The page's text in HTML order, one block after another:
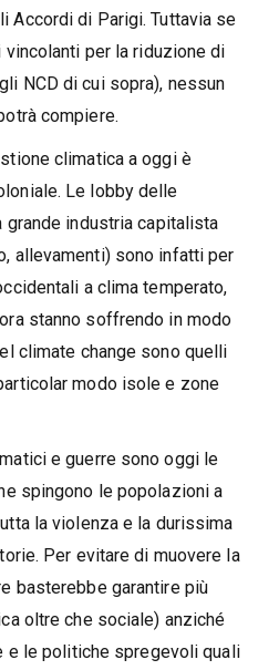
Accordi di Parigi. Tuttavia se
per la riduzione di
NCD di cui sopra), nessun
compiere.
climatica a oggi è
Le lobby delle
industria capitalista
allevamenti) sono infatti per
a clima temperato,
stanno soffrendo in modo
climate change sono quelli
modo isole e zone
e guerre sono oggi le
spingono le popolazioni a
la violenza e la durissima
Per evitare di muovere la
basterebbe garantire più
oltre che sociale) anziché
e le politiche spregevoli quali